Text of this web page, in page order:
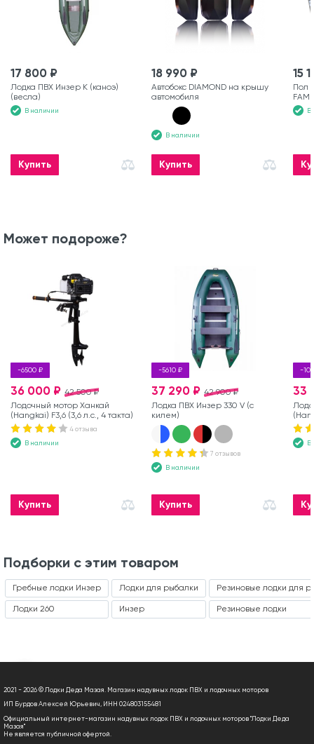
17 800 ₽
Лодка ПВХ Инзер К (каноэ)
(весла)
В наличии
Купить
18 990 ₽
Автобокс DIAMOND на крышу
автомобиля
В наличии
Купить
15
Пол
В
Может подороже?
-6500 ₽
42 500 ₽
36 000 ₽
Лодочный мотор Ханкай
(Hangkai) F3,6 (3,6 л.с., 4 такта)
4 отзыва
В наличии
Купить
-5610 ₽
42 900 ₽
37 290 ₽
Лодка ПВХ Инзер 330 V (с
килем)
7 отзывов
В наличии
Купить
-
33
В
Подборки с этим товаром
Гребные лодки Инзер
Лодки 260
Лодки для рыбалки
Инзер
Резиновые лодки для
Резиновые лодки
2021 - 2026 © Лодки Деда Мазая. Магазин надувных лодок ПВХ и лодочных моторов
ИП Бурдов Алексей Юрьевич, ИНН 024803155481
Официальный интернет-магазин надувных лодок ПВХ и лодочных моторов "Лодки Деда
Мазая"
Не является публичной офертой.